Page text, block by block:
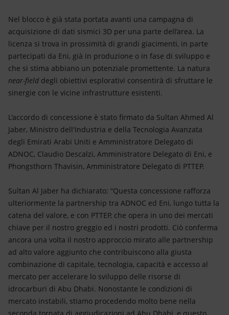
Nel blocco è già stata portata avanti una campagna di
acquisizione di dati sismici 3D per una parte dell’area. La
licenza si trova in prossimità di grandi giacimenti, in parte
partecipati da Eni, già in produzione o in fase di sviluppo e
che si stima abbiano un potenziale promettente. La natura
near-field degli obiettivi esplorativi consentirà di sfruttare le
sinergie con le vicine infrastrutture esistenti.
L'accordo di concessione è stato firmato da Sultan Ahmed Al
Jaber, Ministro dell'Industria e della Tecnologia Avanzata
degli Emirati Arabi Uniti e Amministratore Delegato di
ADNOC, Claudio Descalzi, Amministratore Delegato di Eni, e
Phongsthorn Thavisin, Amministratore Delegato di PTTEP.
Sultan Al Jaber ha dichiarato: “Questa concessione rafforza
ulteriormente la partnership tra ADNOC ed Eni, lungo tutta la
catena del valore, e con PTTEP, che opera in uno dei mercati
chiave per il nostro greggio ed i nostri prodotti. Ciò conferma
ancora una volta il nostro approccio mirato alle partnership
ad alto valore aggiunto che contribuiscono alla giusta
combinazione di capitale, tecnologia, capacità e accesso al
mercato per accelerare lo sviluppo delle risorse di
idrocarburi di Abu Dhabi. Nonostante le condizioni di
mercato instabili, stiamo procedendo molto bene nella